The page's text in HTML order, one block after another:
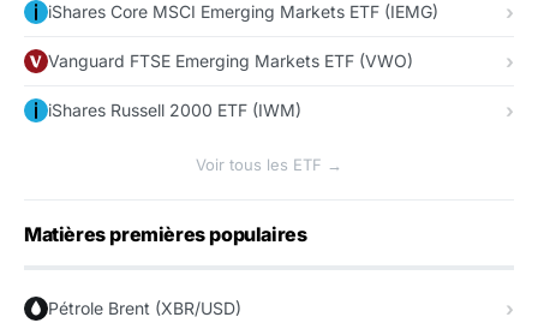
iShares Core MSCI Emerging Markets ETF (IEMG)
Vanguard FTSE Emerging Markets ETF (VWO)
iShares Russell 2000 ETF (IWM)
Voir tous les ETF →
Matières premières populaires
Pétrole Brent (XBR/USD)